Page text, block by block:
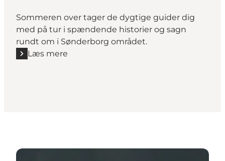
Sommeren over tager de dygtige guider dig
med på tur i spændende historier og sagn
rundt om i Sønderborg området.
Læs mere
Læs mere "Guidede ture i Sønderborg området"
Samlet oversigt for Sønderborg Kommune